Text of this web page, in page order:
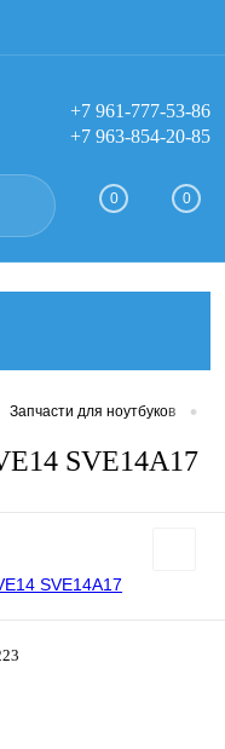
Вход Регистрация
+7 961-777-53-86
+7 963-854-20-85
0 0
Запчасти для ноутбуков •
SVE14A17